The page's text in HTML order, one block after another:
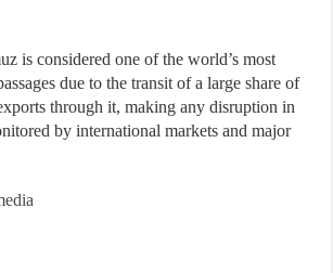
is considered one of the world’s most
due to the transit of a large share of
through it, making any disruption in
by international markets and major